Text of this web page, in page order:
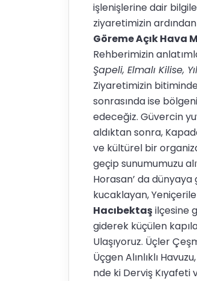
işlenişlerine dair
ziyaretimizin
Göreme Açık Hava
Rehberimizin
Şapeli, Elmalı Kilise,
Ziyaretimizin
sonrasında ise
edeceğiz. Güvercin
aldıktan sonra,
ve kültürel bir
geçip sunumumuzu
Horasan’ da
kucaklayan,
Hacıbektaşilçesine
giderek küçülen
Ulaşıyoruz. Üçler
Üçgen Alınlıklı
nde ki Derviş Kıyafeti